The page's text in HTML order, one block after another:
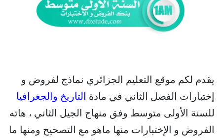
يقدم لكم موقع التعليم الجزائري نماذج لفروض و
إختبارات الفصل الثاني في مادة التاريخ والجغرافيا
للسنة الأولى متوسط وفق منهاج الجيل الثاني ، هاته
الفروض و الإختبارات منها ماهو مع التصحيح ومنها ما